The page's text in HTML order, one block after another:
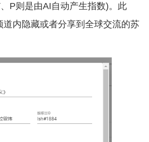
P则是由AI自动产生指数)。此
道内隐藏或者分享到全球交流的苏